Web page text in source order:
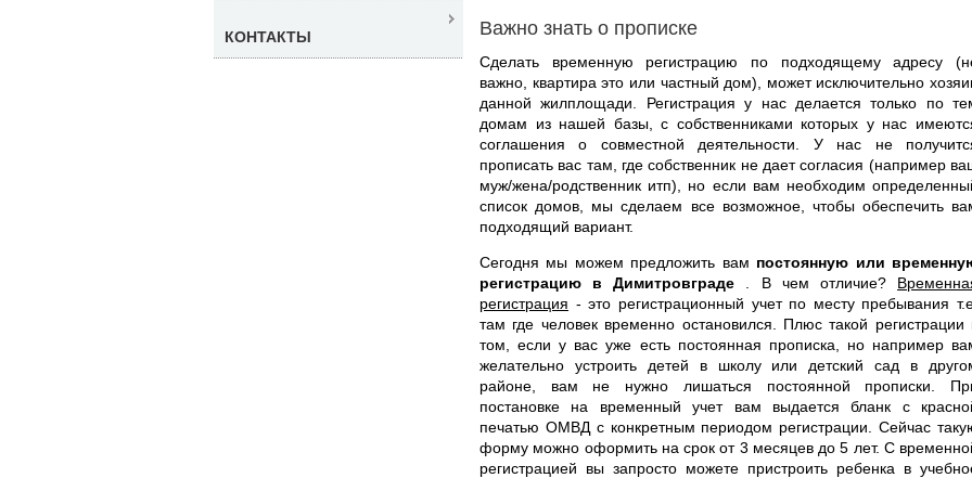
Важно знать о прописке
Сделать временную регистрацию по подходящему адресу
важно, квартира это или частный дом), может исключительно
данной жилплощади. Регистрация у нас делается только по
домам из нашей базы, с собственниками которых у нас
соглашения о совместной деятельности. У нас не
прописать вас там, где собственник не дает согласия (например
муж/жена/родственник итп), но если вам необходим
список домов, мы сделаем все возможное, чтобы обеспечить
подходящий вариант.
Сегодня мы можем предложить вам постоянную или
регистрацию в Димитровграде
. В чем отличие?
регистрация - это регистрационный учет по месту пребывания
там где человек временно остановился. Плюс такой регистрации
том, если у вас уже есть постоянная прописка, но например
желательно устроить детей в школу или детский сад в
районе, вам не нужно лишаться постоянной прописки.
постановке на временный учет вам выдается бланк с
печатью ОМВД с конкретным периодом регистрации. Сейчас
форму можно оформить на срок от 3 месяцев до 5 лет. С
регистрацией вы запросто можете пристроить ребенка в
КОНТАКТЫ